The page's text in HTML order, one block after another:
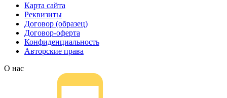
Карта сайта
Реквизиты
Договор (образец)
Договор-оферта
Конфиденциальность
Авторские права
О нас